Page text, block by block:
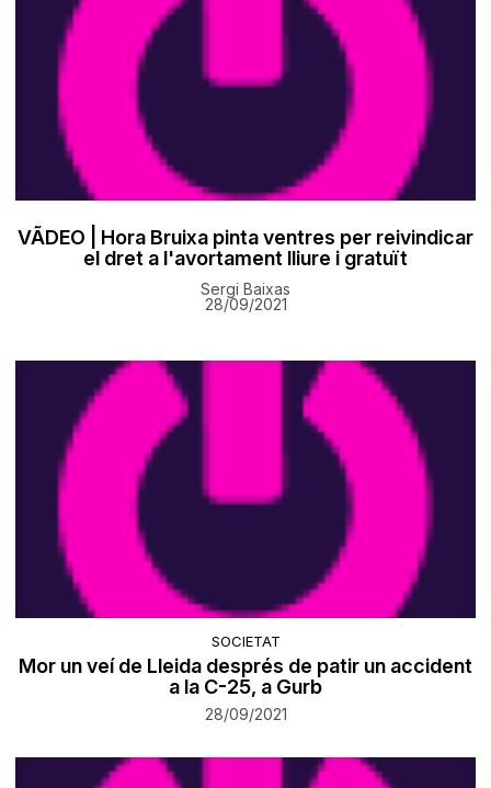
VÃDEO | Hora Bruixa pinta ventres per reivindicar
el dret a l'avortament lliure i gratuït
Sergi Baixas
28/09/2021
SOCIETAT
Mor un veí de Lleida després de patir un accident
a la C-25, a Gurb
28/09/2021